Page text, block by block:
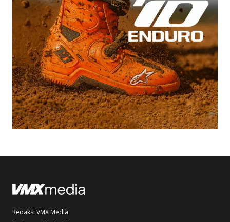
Redaksi VMX Media